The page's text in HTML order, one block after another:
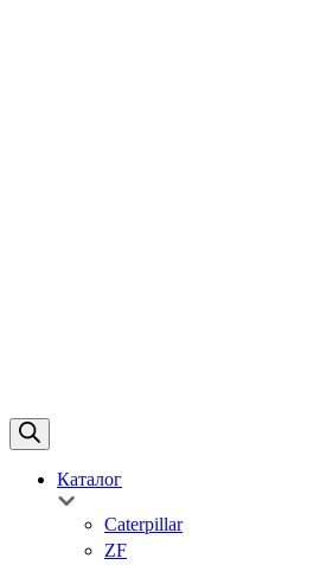
Каталог
Caterpillar
ZF